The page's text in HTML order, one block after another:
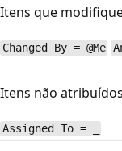
Itens que
Changed By = @Me
Itens não
Assigned To = _